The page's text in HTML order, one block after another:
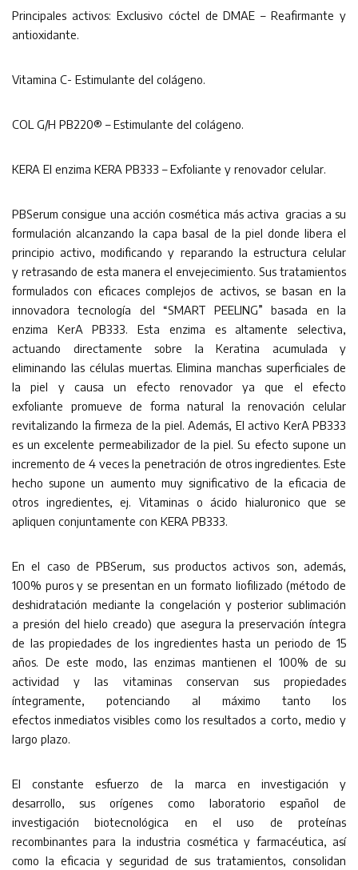
Principales activos: Exclusivo cóctel de DMAE – Reafirmante y
antioxidante.
Vitamina C- Estimulante del colágeno.
COL G/H PB220® – Estimulante del colágeno.
KERA El enzima KERA PB333 – Exfoliante y renovador celular.
PBSerum consigue una acción cosmética más activa gracias a su
formulación alcanzando la capa basal de la piel donde libera el
principio activo, modificando y reparando la estructura celular
y retrasando de esta manera el envejecimiento. Sus tratamientos
formulados con eficaces complejos de activos, se basan en la
innovadora tecnología del “SMART PEELING” basada en la
enzima KerA PB333. Esta enzima es altamente selectiva,
actuando directamente sobre la Keratina acumulada y
eliminando las células muertas. Elimina manchas superficiales de
la piel y causa un efecto renovador ya que el efecto
exfoliante promueve de forma natural la renovación celular
revitalizando la firmeza de la piel. Además, El activo KerA PB333
es un excelente permeabilizador de la piel. Su efecto supone un
incremento de 4 veces la penetración de otros ingredientes. Este
hecho supone un aumento muy significativo de la eficacia de
otros ingredientes, ej. Vitaminas o ácido hialuronico que se
apliquen conjuntamente con KERA PB333.
En el caso de PBSerum, sus productos activos son, además,
100% puros y se presentan en un formato liofilizado (método de
deshidratación mediante la congelación y posterior sublimación
a presión del hielo creado) que asegura la preservación íntegra
de las propiedades de los ingredientes hasta un periodo de 15
años. De este modo, las enzimas mantienen el 100% de su
actividad y las vitaminas conservan sus propiedades
íntegramente, potenciando al máximo tanto los
efectos inmediatos visibles como los resultados a corto, medio y
largo plazo.
El constante esfuerzo de la marca en investigación y
desarrollo, sus orígenes como laboratorio español de
investigación biotecnológica en el uso de proteínas
recombinantes para la industria cosmética y farmacéutica, así
como la eficacia y seguridad de sus tratamientos, consolidan